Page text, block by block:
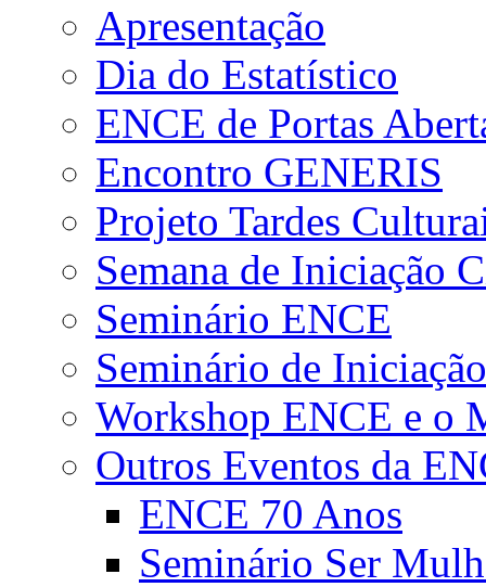
Apresentação
Dia do Estatístico
ENCE de Portas
Encontro GENERIS
Projeto Tardes
Semana de Iniciação
Seminário ENCE
Seminário de
Workshop ENCE e o
Outros Eventos da
ENCE 70 Anos
Seminário Ser